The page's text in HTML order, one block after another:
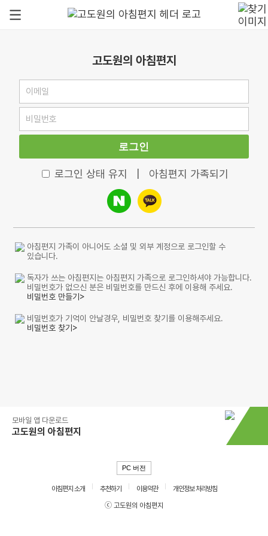
고도원의 아침편지
로그인
로그인 상태 유지 아침편지 가족되기
아침편지 가족이 아니어도 소셜 및 외부 계정으로 로그인할 수
있습니다.
독자가 쓰는 아침편지는 아침편지 가족으로 로그인하셔야 가능합니다.
비밀번호가 없으신 분은 비밀번호를 만드신 후에 이용해 주세요.
비밀번호 만들기>
비밀번호가 기억이 안날경우, 비밀번호 찾기를 이용해주세요.
비밀번호 찾기>
모바일 앱 다운로드
고도원의 아침편지
PC 버전
아침편지 소개 추천하기 이용약관
개인정보 처리방침
ⓒ 고도원의 아침편지